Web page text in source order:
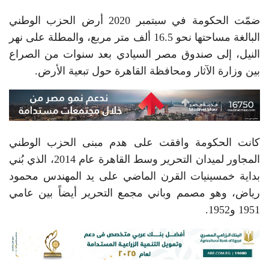
ضمّت الحكومة في سبتمبر 2020 أرض الحزب الوطني
البالغة مساحتها نحو 16.5 ألف متر مربع، والمطلة على نهر
النيل، إلى صندوق مصر السيادي بعد سنوات من الصراع
بين وزارة الآثار ومحافظة القاهرة حول تبعية الأرض.
كانت الحكومة وافقت على هدم مبنى الحزب الوطني
المجاور لميدان التحرير وسط القاهرة عام 2014، الذي بُني
بداية خمسينيات القرن الماضي على يد المهندس محمود
رياض، وهو مصمم وباني مجمع التحرير أيضاً بين عامي
1951 و1952.